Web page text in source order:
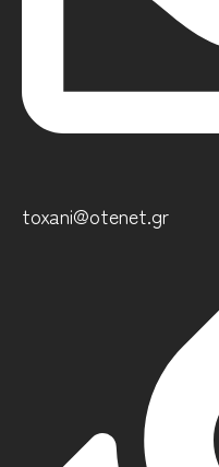
toxani@otenet.gr